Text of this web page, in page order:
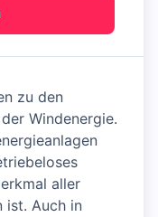
zu den
Windenergie.
aller
ist. Auch in